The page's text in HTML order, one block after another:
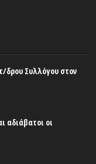
δρου Συλλόγου στον
αδιάβατοι οι